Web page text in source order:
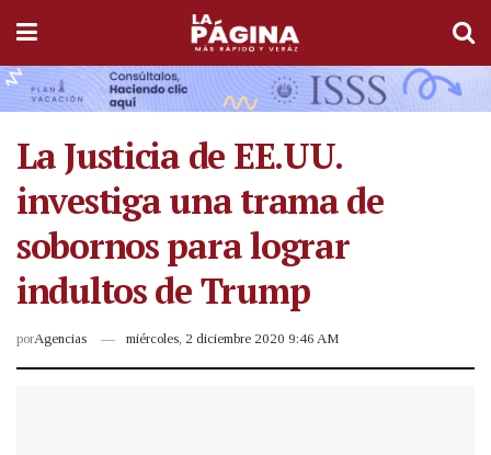
La Justicia de EE.UU.
investiga una trama de
sobornos para lograr
indultos de Trump
porAgencias miércoles, 2 diciembre 2020 9:46 AM